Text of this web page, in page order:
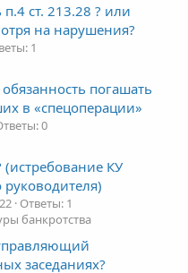
ст. 213.28 ? или
на нарушения?
1
погашать
в «спецоперации»
0
КУ
Ответы: 1
банкротства
заседаниях?